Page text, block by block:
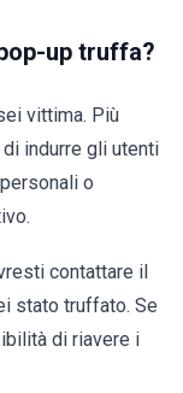
up truffa?
vittima. Più
indurre gli utenti
o
contattare il
stato truffato. Se
di riavere i